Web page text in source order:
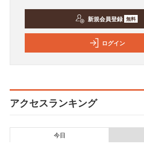
新規会員登録 無料
ログイン
アクセスランキング
今日